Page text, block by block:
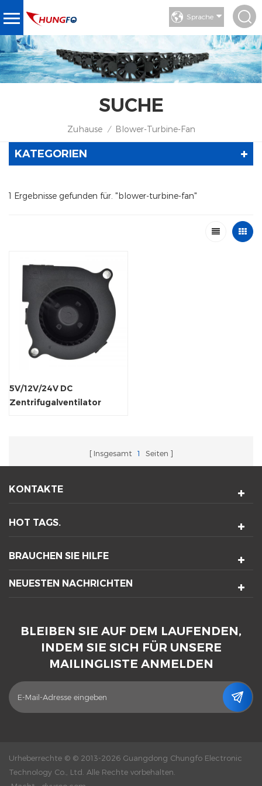
Sprache
SUCHE
Zuhause / Blower-Turbine-Fan
KATEGORIEN
1 Ergebnisse gefunden für. "blower-turbine-fan"
5V/12V/24V DC
Zentrifugalventilator
Insgesamt 1 Seiten
KONTAKTE
HOT TAGS.
BRAUCHEN SIE HILFE
NEUESTEN NACHRICHTEN
BLEIBEN SIE AUF DEM LAUFENDEN,
INDEM SIE SICH FÜR UNSERE
MAILINGLISTE ANMELDEN
Urheberrechte © © 2013-2026 Guangdong Chungfo Electronic
Technology Co., Ltd. Alle Rechte vorbehalten.